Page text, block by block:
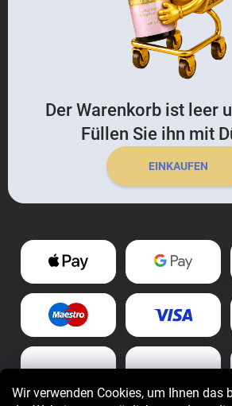
Wir verwenden Cookies, um Ihnen das
Der Warenkorb ist leer
Füllen Sie ihn mit
EINKAUFEN